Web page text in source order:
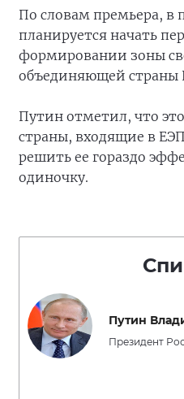
По словам премьера, в
планируется начать
формировании зоны
объединяющей страны
Путин отметил, что
страны, входящие в
решить ее гораздо
одиночку.
Путин
Президент